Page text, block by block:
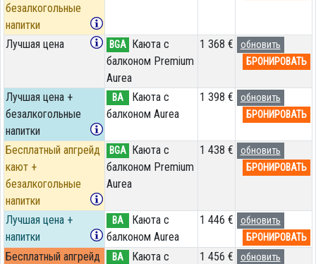
безалкогольные
напитки
Лучшая цена BGA Каюта с
балконом Premium
Aurea
1 368 €
обновить
БРОНИРОВАТЬ
Лучшая цена +
безалкогольные
напитки
BA
Каюта с
балконом Aurea
1 398 €
обновить
БРОНИРОВАТЬ
Бесплатный апгрейд
кают +
безалкогольные
напитки
BGA Каюта с
балконом Premium
Aurea
1 438 €
обновить
БРОНИРОВАТЬ
Лучшая цена +
напитки
BA
Каюта с
балконом Aurea
1 446 €
обновить
БРОНИРОВАТЬ
Бесплатный апгрейд
BA
Каюта с
1 456 €
обновить